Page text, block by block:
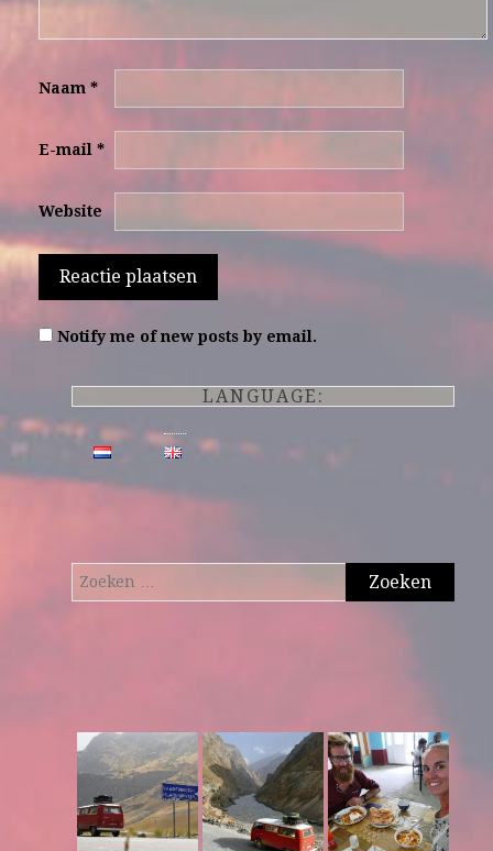
Naam *
E-mail *
Website
Notify me of new posts by email.
LANGUAGE:
Zoeken